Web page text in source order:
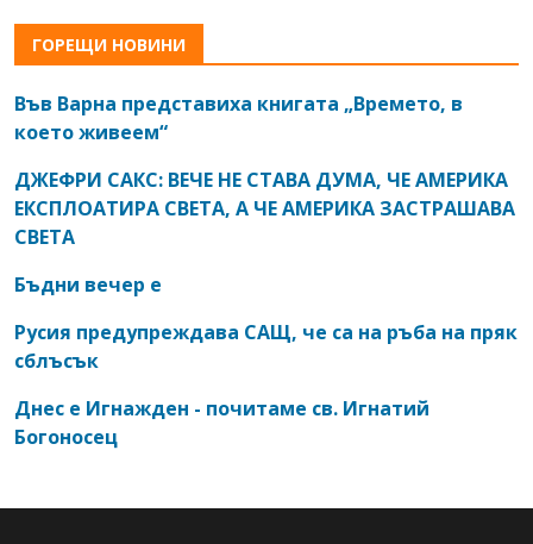
ГОРЕЩИ НОВИНИ
Във Варна представиха книгата „Времето, в
което живеем“
ДЖЕФРИ САКС: ВЕЧЕ НЕ СТАВА ДУМА, ЧЕ АМЕРИКА
ЕКСПЛОАТИРА СВЕТА, А ЧЕ АМЕРИКА ЗАСТРАШАВА
СВЕТА
Бъдни вечер е
Русия предупреждава САЩ, че са на ръба на пряк
сблъсък
Днес е Игнажден - почитаме св. Игнатий
Богоносец